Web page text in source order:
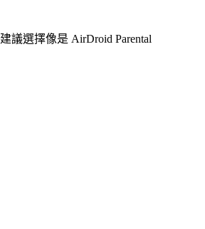
議選擇像是 AirDroid Parental